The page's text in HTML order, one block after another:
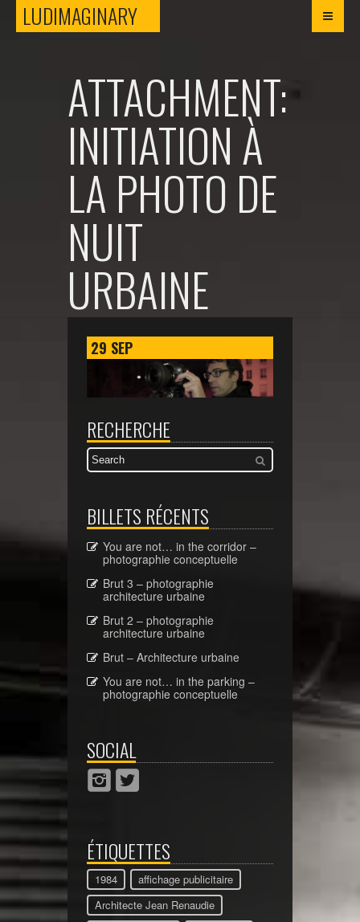
LUDIMAGINARYLUDIMAGINARY
ATTACHMENT:
INITIATION À
LA PHOTO DE
NUIT
URBAINE
29 SEP
RECHERCHE
BILLETS RÉCENTS
You are not… in the corridor –
photographie conceptuelle
Brut 3 – photographie
architecture urbaine
Brut 2 – photographie
architecture urbaine
Brut – Architecture urbaine
You are not… in the parking –
photographie conceptuelle
SOCIAL
ÉTIQUETTES
1984
affichage publicitaire
Architecte Jean Renaudie